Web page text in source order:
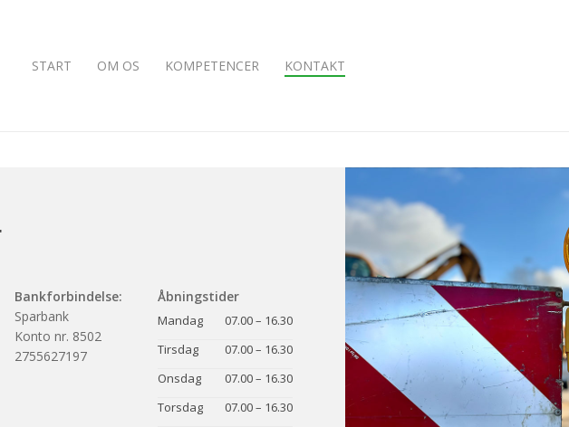
START OM OS KOMPETENCER KONTAKT
Bankforbindelse:
Sparbank
Konto nr. 8502
2755627197
Åbningstider
Mandag
07.00 – 16.30
Tirsdag
07.00 – 16.30
Onsdag
07.00 – 16.30
Torsdag
07.00 – 16.30